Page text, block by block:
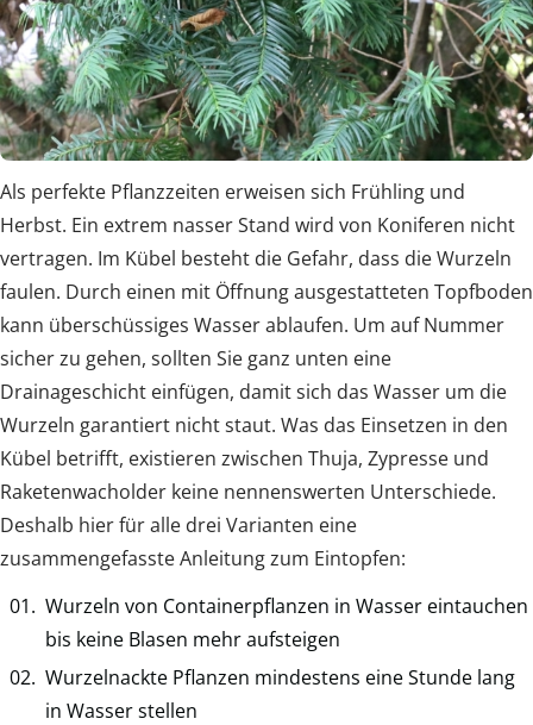
Als perfekte Pflanzzeiten erweisen sich Frühling und
Herbst. Ein extrem nasser Stand wird von Koniferen nicht
vertragen. Im Kübel besteht die Gefahr, dass die Wurzeln
faulen. Durch einen mit Öffnung ausgestatteten Topfboden
kann überschüssiges Wasser ablaufen. Um auf Nummer
sicher zu gehen, sollten Sie ganz unten eine
Drainageschicht einfügen, damit sich das Wasser um die
Wurzeln garantiert nicht staut. Was das Einsetzen in den
Kübel betrifft, existieren zwischen Thuja, Zypresse und
Raketenwacholder keine nennenswerten Unterschiede.
Deshalb hier für alle drei Varianten eine
zusammengefasste Anleitung zum Eintopfen:
Wurzeln von Containerpflanzen in Wasser eintauchen
bis keine Blasen mehr aufsteigen
Wurzelnackte Pflanzen mindestens eine Stunde lang
in Wasser stellen